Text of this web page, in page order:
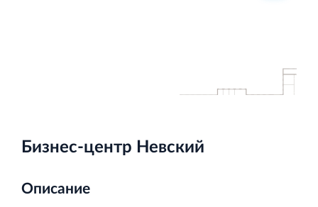
Бизнес-центр Невский
Описание